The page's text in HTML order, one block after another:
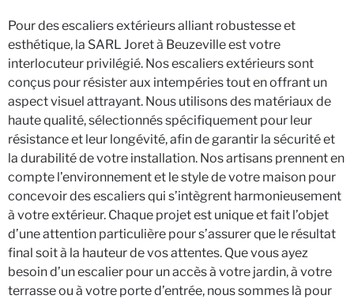
Pour des escaliers extérieurs alliant robustesse et
esthétique, la SARL Joret à Beuzeville est votre
interlocuteur privilégié. Nos escaliers extérieurs sont
conçus pour résister aux intempéries tout en offrant un
aspect visuel attrayant. Nous utilisons des matériaux de
haute qualité, sélectionnés spécifiquement pour leur
résistance et leur longévité, afin de garantir la sécurité et
la durabilité de votre installation. Nos artisans prennent en
compte l’environnement et le style de votre maison pour
concevoir des escaliers qui s’intègrent harmonieusement
à votre extérieur. Chaque projet est unique et fait l’objet
d’une attention particulière pour s’assurer que le résultat
final soit à la hauteur de vos attentes. Que vous ayez
besoin d’un escalier pour un accès à votre jardin, à votre
terrasse ou à votre porte d’entrée, nous sommes là pour